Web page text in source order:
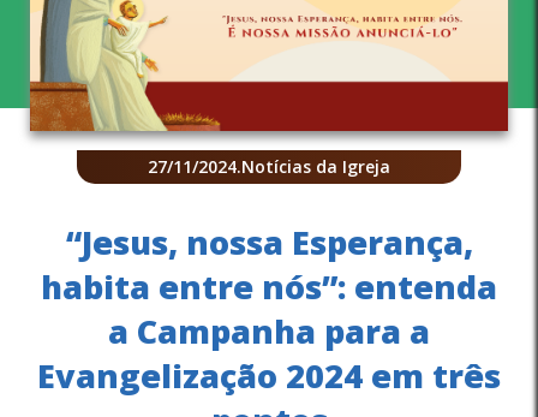
27/11/2024.Notícias da Igreja
“Jesus, nossa Esperança,
habita entre nós”: entenda
a Campanha para a
Evangelização 2024 em três